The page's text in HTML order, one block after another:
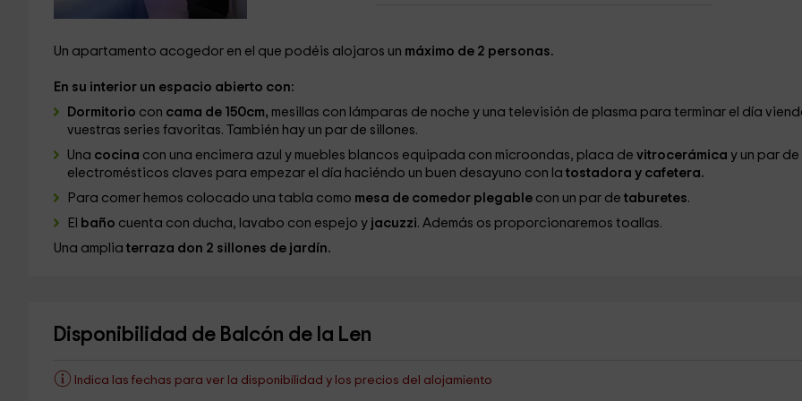
Un apartamento acogedor en el que podéis alojaros un máximo de 2 personas.
En su interior un espacio abierto con:
Dormitorio con cama de 150cm, mesillas con lámparas de noche y una televisión de plasma para terminar el día
vuestras series favoritas. También hay un par de sillones.
Una cocina con una encimera azul y muebles blancos equipada con microondas, placa de vitrocerámica y un par de
electromésticos claves para empezar el día haciéndo un buen desayuno con la tostadora y cafetera.
Para comer hemos colocado una tabla como mesa de comedor plegablecon un par de taburetes.
El baño cuenta con ducha, lavabo con espejo y jacuzzi. Además os proporcionaremos toallas.
Una amplia terraza don 2 sillones de jardín.
Disponibilidad de Balcón de la Len
Indica las fechas para ver la disponibilidad y los precios del alojamiento